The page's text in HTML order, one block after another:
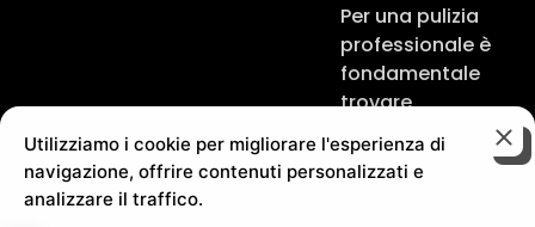
Utilizziamo i cookie per migliorare l'esperienza di
navigazione, offrire contenuti personalizzati e
analizzare il traffico.
Per una pulizia
professionale è
fondamentale
trovare